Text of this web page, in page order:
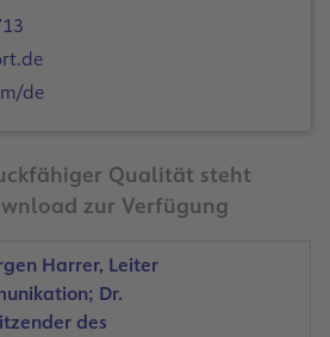
de
Qualität steht
zur Verfügung
Harrer, Leiter
Dr.
des